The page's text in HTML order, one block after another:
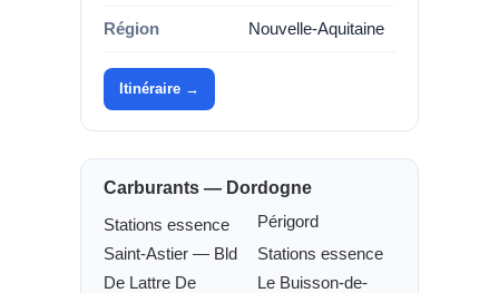
Région Nouvelle-Aquitaine
Itinéraire →
Carburants — Dordogne
Stations essence
Saint-Astier — Bld
De Lattre De
Périgord
Stations essence
Le Buisson-de-